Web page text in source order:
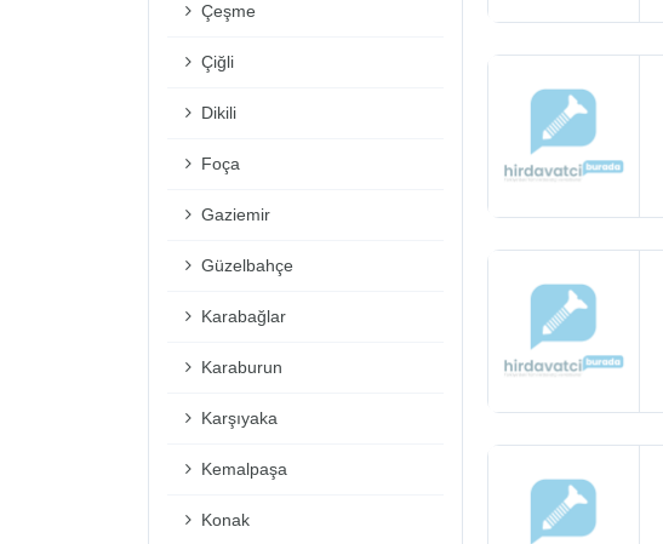
Çeşme
Çiğli
Dikili
Foça
Gaziemir
Güzelbahçe
Karabağlar
Karaburun
Karşıyaka
Kemalpaşa
Konak